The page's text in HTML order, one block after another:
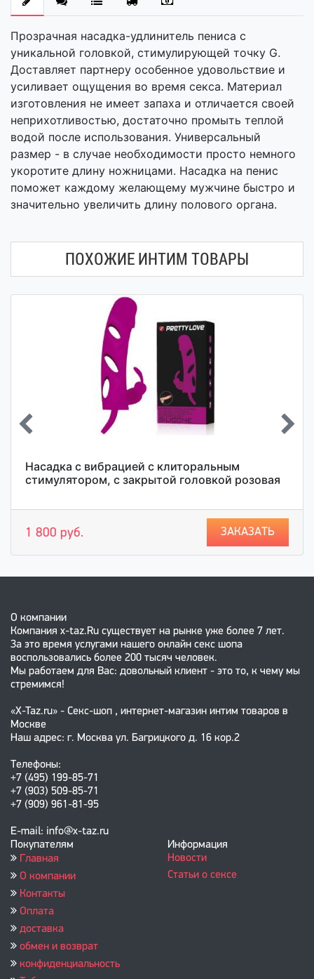
Прозрачная насадка-удлинитель пениса с
уникальной головкой, стимулирующей точку G.
Доставляет партнеру особенное удовольствие и
усиливает ощущения во время секса. Материал
изготовления не имеет запаха и отличается своей
неприхотливостью, достаточно промыть теплой
водой после использования. Универсальный
размер - в случае необходимости просто немного
укоротите длину ножницами. Насадка на пенис
поможет каждому желающему мужчине быстро и
значительно увеличить длину полового органа.
ПОХОЖИЕ ИНТИМ ТОВАРЫ
Насадка с вибрацией с клиторальным
стимулятором, с закрытой головкой розовая
1 800 руб. ЗАКАЗАТЬ
О компании
Компания x-taz.Ru существует на рынке уже более 7 лет.
За это время услугами нашего онлайн секс шопа
воспользовались более 200 тысяч человек.
Мы работаем для Вас: довольный клиент - это то, к чему мы
стремимся!
«X-Taz.ru» - Секс-шоп , интернет-магазин интим товаров в
Москве
Наш адрес: г. Москва ул. Багрицкого д. 16 кор.2
Телефоны:
+7 (495) 199-85-71
+7 (903) 509-85-71
+7 (909) 961-81-95
E-mail: info@x-taz.ru
Покупателям
Главная
О компании
Контакты
Оплата
доставка
обмен и возврат
конфиденциальность
Информация
Новости
Статьи о сексе